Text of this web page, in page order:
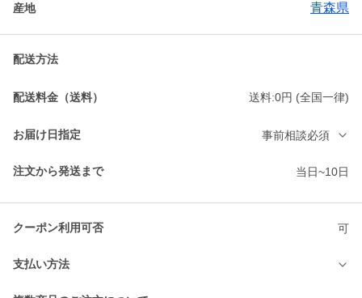
産地 青森県
配送方法
配送料金（送料） 送料:0円 (全国一律)
お届け日指定 事前相談必須
注文から発送まで 当日~10日
クーポン利用可否 可
支払い方法